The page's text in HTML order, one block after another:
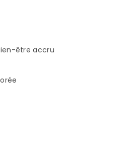
être accru